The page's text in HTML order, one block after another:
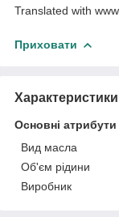
Translated with
Приховати
Характеристики
Основні атрибути
Вид масла
Об'єм рідини
Виробник